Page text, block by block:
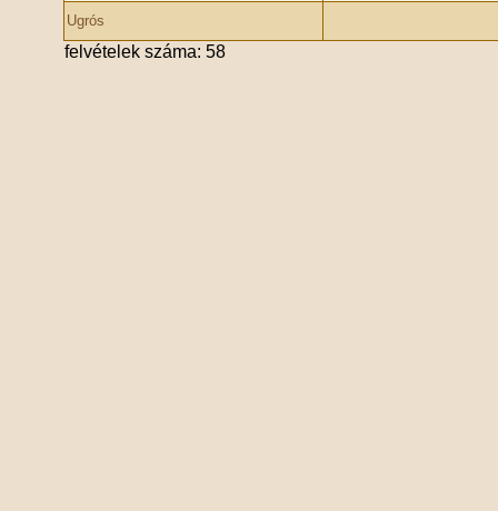
Ugrós
felvételek száma: 58